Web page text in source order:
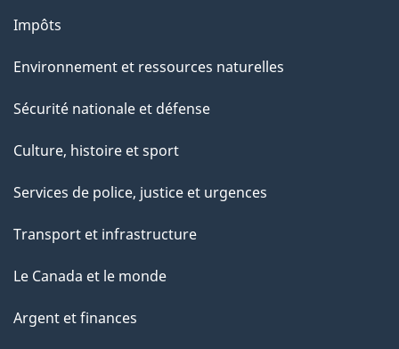
e
Impôts
Environnement et ressources naturelles
Sécurité nationale et défense
Culture, histoire et sport
Services de police, justice et urgences
Transport et infrastructure
Le Canada et le monde
Argent et finances